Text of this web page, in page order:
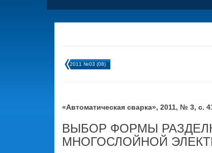
2011 №03 (08)
«Автоматическая сварка», 2011, № 3, с.
ВЫБОР ФОРМЫ
МНОГОСЛОЙНОЙ